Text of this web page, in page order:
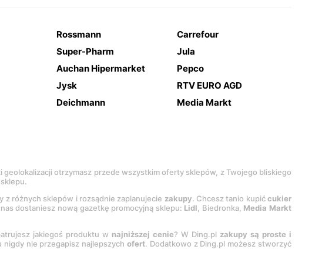
Rossmann
Carrefour
Super-Pharm
Jula
Auchan Hipermarket
Pepco
Jysk
RTV EURO AGD
Deichmann Media Markt
geolokalizacji otrzymasz przede wszystkim oferty sklepów, z Twojego bliskiego
z różnych sklepów i rozsądnie zaplanujecie zakupy. Chcesz tanio kupićcukier
dostaniesz nową gazetkę promocyjną sklepu: Lidl, Biedronka, Media Markt
jakiegoś produktu w najniższej cenie? W Ding.pl zakupy są proste i
nigdy nie przegapisz najlepszychofert. Dodatkowo z Ding.pl możesz stworzyć